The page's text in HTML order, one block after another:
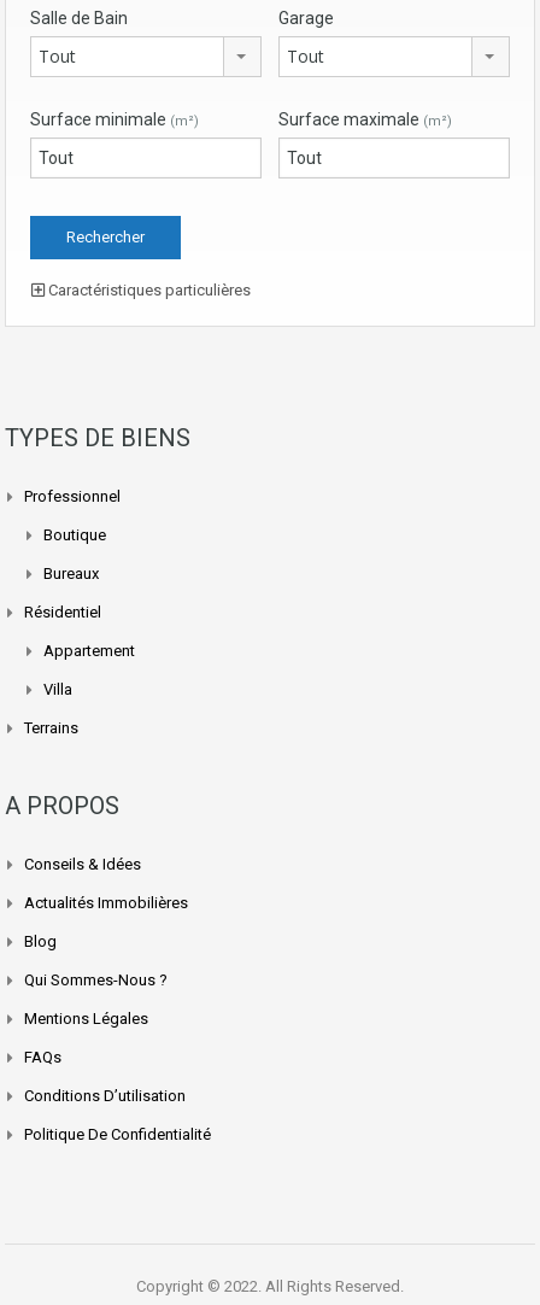
Salle de Bain
Tout
Garage
Tout
Surface minimale (m²) Surface maximale (m²)
Caractéristiques particulières
TYPES DE BIENS
Professionnel
Boutique
Bureaux
Résidentiel
Appartement
Villa
Terrains
A PROPOS
Conseils & Idées
Actualités Immobilières
Blog
Qui Sommes-Nous ?
Mentions Légales
FAQs
Conditions D’utilisation
Politique De Confidentialité
Copyright © 2022. All Rights Reserved.